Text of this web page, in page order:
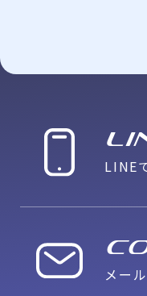
LINE
メー